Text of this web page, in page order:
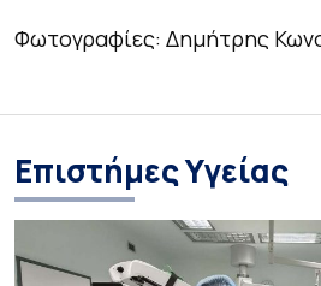
Φωτογραφίες: Δημήτρης
Επιστήμες Υγείας